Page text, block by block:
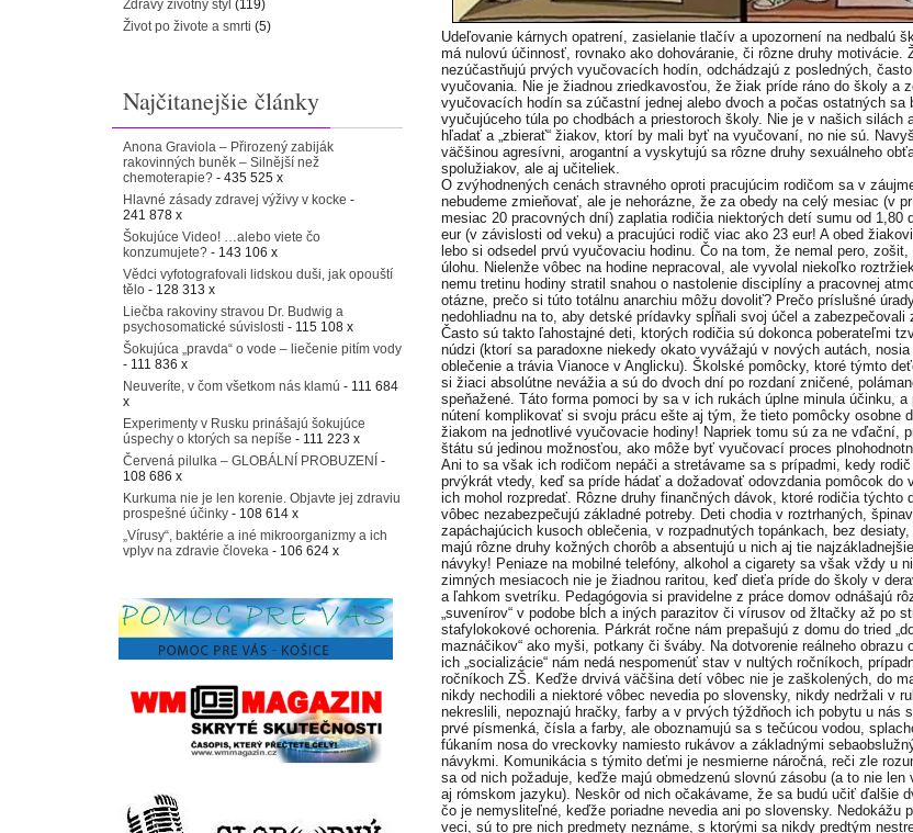
Udeľovanie kárnych opatrení, zasielanie tlačív a upozornení na nedbalú
má nulovú účinnosť, rovnako ako dohováranie, či rôzne druhy motivácie.
nezúčastňujú prvých vyučovacích hodín, odchádzajú z posledných,
vyučovania. Nie je žiadnou zriedkavosťou, že žiak príde ráno do školy a
vyučovacích hodín sa zúčastní jednej alebo dvoch a počas ostatných sa
vyučujúceho túla po chodbách a priestoroch školy. Nie je v našich silách
hľadať a „zbierať“ žiakov, ktorí by mali byť na vyučovaní, no nie sú.
väčšinou agresívni, arogantní a vyskytujú sa rôzne druhy sexuálneho
spolužiakov, ale aj učiteliek.
O zvýhodnených cenách stravného oproti pracujúcim rodičom sa v
nebudeme zmieňovať, ale je nehorázne, že za obedy na celý mesiac (v
mesiac 20 pracovných dní) zaplatia rodičia niektorých detí sumu od 1,80
eur (v závislosti od veku) a pracujúci rodič viac ako 23 eur! A obed
lebo si odsedel prvú vyučovaciu hodinu. Čo na tom, že nemal pero,
úlohu. Nielenže vôbec na hodine nepracoval, ale vyvolal niekoľko
nemu tretinu hodiny stratil snahou o nastolenie disciplíny a pracovnej
otázne, prečo si túto totálnu anarchiu môžu dovoliť? Prečo príslušné
nedohliadnu na to, aby detské prídavky spĺňali svoj účel a zabezpečovali
Často sú takto ľahostajné deti, ktorých rodičia sú dokonca poberateľmi
núdzi (ktorí sa paradoxne niekedy okato vyvážajú v nových autách,
oblečenie a trávia Vianoce v Anglicku). Školské pomôcky, ktoré týmto
si žiaci absolútne nevážia a sú do dvoch dní po rozdaní zničené,
speňažené. Táto forma pomoci by sa v ich rukách úplne minula účinku, a
nútení komplikovať si svoju prácu ešte aj tým, že tieto pomôcky osobne
žiakom na jednotlivé vyučovacie hodiny! Napriek tomu sú za ne vďační,
štátu sú jedinou možnosťou, ako môže byť vyučovací proces
Ani to sa však ich rodičom nepáči a stretávame sa s prípadmi, kedy
prvýkrát vtedy, keď sa príde hádať a dožadovať odovzdania pomôcok do
ich mohol rozpredať. Rôzne druhy finančných dávok, ktoré rodičia týchto
vôbec nezabezpečujú základné potreby. Deti chodia v roztrhaných,
zapáchajúcich kusoch oblečenia, v rozpadnutých topánkach, bez desiaty,
majú rôzne druhy kožných chorôb a absentujú u nich aj tie
návyky! Peniaze na mobilné telefóny, alkohol a cigarety sa však vždy u
zimných mesiacoch nie je žiadnou raritou, keď dieťa príde do školy v
a ľahkom svetríku. Pedagógovia si pravidelne z práce domov odnášajú
„suvenírov“ v podobe bĺch a iných parazitov či vírusov od žltačky až po
stafylokokové ochorenia. Párkrát ročne nám prepašujú z domu do tried
maznáčikov“ ako myši, potkany či šváby. Na dotvorenie reálneho obrazu
ich „socializácie“ nám nedá nespomenúť stav v nultých ročníkoch,
ročníkoch ZŠ. Keďže drvivá väčšina detí vôbec nie je zaškolených, do
nikdy nechodili a niektoré vôbec nevedia po slovensky, nikdy nedržali v
nekreslili, nepoznajú hračky, farby a v prvých týždňoch ich pobytu u nás
prvé písmenká, čísla a farby, ale oboznamujú sa s tečúcou vodou,
fúkaním nosa do vreckovky namiesto rukávov a základnými
návykmi. Komunikácia s týmito deťmi je nesmierne náročná, reči zle
sa od nich požaduje, keďže majú obmedzenú slovnú zásobu (a to nie len
aj rómskom jazyku). Neskôr od nich očakávame, že sa budú učiť ďalšie
čo je nemysliteľné, keďže poriadne nevedia ani po slovensky. Nedokážu
veci, sú to pre nich predmety neznáme, s ktorými sa nikdy predtým
Zdravý životný štýl (119)
Život po živote a smrti (5)
Najčitanejšie články
Anona Graviola – Přirozený zabiják
rakovinných buněk – Silnější než
chemoterapie? - 435 525 x
Hlavné zásady zdravej výživy v kocke -
241 878 x
Šokujúce Video! …alebo viete čo
konzumujete? - 143 106 x
Vědci vyfotografovali lidskou duši, jak opouští
tělo - 128 313 x
Liečba rakoviny stravou Dr. Budwig a
psychosomatické súvislosti - 115 108 x
Šokujúca „pravda“ o vode – liečenie pitím vody
- 111 836 x
Neuveríte, v čom všetkom nás klamú - 111 684
x
Experimenty v Rusku prinášajú šokujúce
úspechy o ktorých sa nepíše - 111 223 x
Červená pilulka – GLOBÁLNÍ PROBUZENÍ -
108 686 x
Kurkuma nie je len korenie. Objavte jej zdraviu
prospešné účinky - 108 614 x
„Vírusy“, baktérie a iné mikroorganizmy a ich
vplyv na zdravie človeka - 106 624 x